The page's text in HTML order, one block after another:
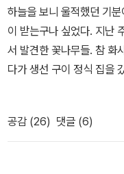
꿈이고 아무도 빼앗아갈
는 작가로서 필요한 것은
게 감성은 있지만 기술이
그러면서 자신은 감성이
한 번 방문하라고 제안한
나러 교도소로 간다. 루페
고 볼은 푹 꺼질 정도로 말
행크는 그에게 굴하지 말
예전보다는 억지로 사회
부모가 되지 않았겠지), 뒤
방법을 찾을 수 있는 분위
정욕>이 일본인들에게 충
다는 것이 만족스럽지는
되는 책인데... 나는 원래
다. 4월에도 많이 못 읽을
갔더니 모텔 식구들이 엄
하고 있었다. 미아는 모
States of America
인쇄된 flyer를 발견한다.
히 모텔 투숙객의 소행은
은 모텔 홍보 문구는 내리
하늘을 보니 울적했던 기
이 받는구나 싶었다. 지난
서 발견한 꽃나무들. 참 화
다가 생선 구이 정식 집을
다. 인당 14,000원인데 남
정갈하니 괜찮았고...고등
게 잘 먹었다.이건 지난 주
겹살 집은 사람이 너무 많
공감 (26) 댓글 (6)